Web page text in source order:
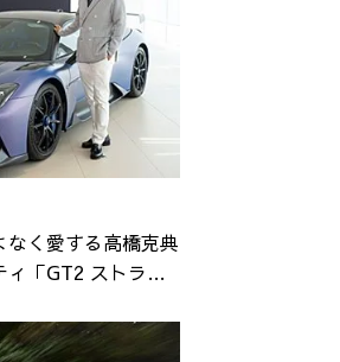
なく愛する高橋克典
ィ「GT2 ストラダ